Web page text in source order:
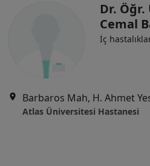
Dr. Öğr.
Cemal
İç
Atlas Üniversitesi Hastanesi